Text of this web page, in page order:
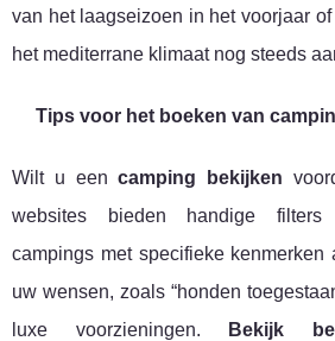
van het laagseizoen in het voorjaar
het mediterrane klimaat nog steeds
Tips voor het boeken van
Wilt u eencamping bekijken
websites bieden handige filters
campings met specifieke kenmerken
uw wensen, zoals “honden
luxe voorzieningen.
Bekijk